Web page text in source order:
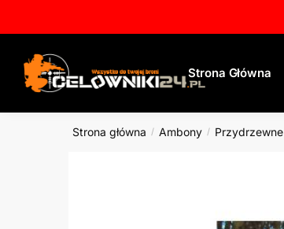
Strona Główna
Strona główna / Ambony / Przydrzewne